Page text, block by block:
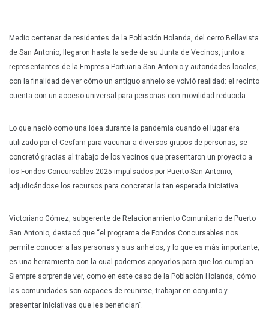
Medio centenar de residentes de la Población Holanda, del cerro Bellavista
de San Antonio, llegaron hasta la sede de su Junta de Vecinos, junto a
representantes de la Empresa Portuaria San Antonio y autoridades locales,
con la finalidad de ver cómo un antiguo anhelo se volvió realidad: el recinto
cuenta con un acceso universal para personas con movilidad reducida.
Lo que nació como una idea durante la pandemia cuando el lugar era
utilizado por el Cesfam para vacunar a diversos grupos de personas, se
concretó gracias al trabajo de los vecinos que presentaron un proyecto a
los Fondos Concursables 2025 impulsados por Puerto San Antonio,
adjudicándose los recursos para concretar la tan esperada iniciativa.
Victoriano Gómez, subgerente de Relacionamiento Comunitario de Puerto
San Antonio, destacó que “el programa de Fondos Concursables nos
permite conocer a las personas y sus anhelos, y lo que es más importante,
es una herramienta con la cual podemos apoyarlos para que los cumplan.
Siempre sorprende ver, como en este caso de la Población Holanda, cómo
las comunidades son capaces de reunirse, trabajar en conjunto y
presentar iniciativas que les benefician”.